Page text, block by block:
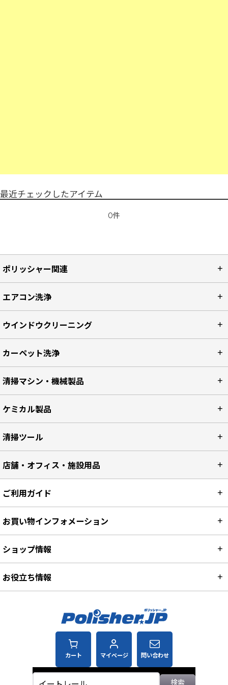
最近チェックしたアイテム
0件
ポリッシャー関連
エアコン洗浄
ウインドウクリーニング
カーペット洗浄
清掃マシン・機械製品
ケミカル製品
清掃ツール
店舗・オフィス・施設用品
カート マイページ 問い合わせ
検索
ご利用ガイド
お買い物インフォメーション
ショップ情報
お役立ち情報